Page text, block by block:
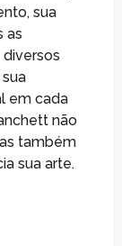
sua
as
diversos
em cada
não
também
sua arte.